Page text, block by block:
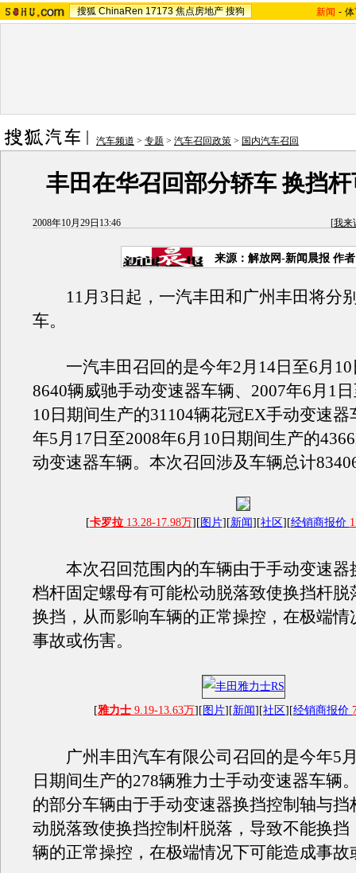
搜狐 ChinaRen 17173 焦点房地产 搜狗 新闻 -
汽车频道 > 专题 > 汽车召回政策 > 国内汽车召回
丰田在华召回部分轿车 换挡
2008年10月29日13:46 [我来
来源：解放网-新闻晨报 作
11月3日起，一汽丰田和广州丰田将分
车。
一汽丰田召回的是今年2月14日至6月10
8640辆威驰手动变速器车辆、2007年6月1
10日期间生产的31104辆花冠EX手动变速器
年5月17日至2008年6月10日期间生产的
动变速器车辆。本次召回涉及车辆总计
[卡罗拉13.28-17.98万][ 图片][新闻][社区][经销商报价
本次召回范围内的车辆由于手动变速器
档杆固定螺母有可能松动脱落致使换挡杆脱
换挡，从而影响车辆的正常操控，在极端情
事故或伤害。
[雅力士 9.19-13.63万][ 图片][新闻][社区][经销商报价
广州丰田汽车有限公司召回的是今年5
日期间生产的278辆雅力士手动变速器车辆
的部分车辆由于手动变速器换挡控制轴与挡
动脱落致使换挡控制杆脱落，导致不能换挡
辆的正常操控，在极端情况下可能造成事故